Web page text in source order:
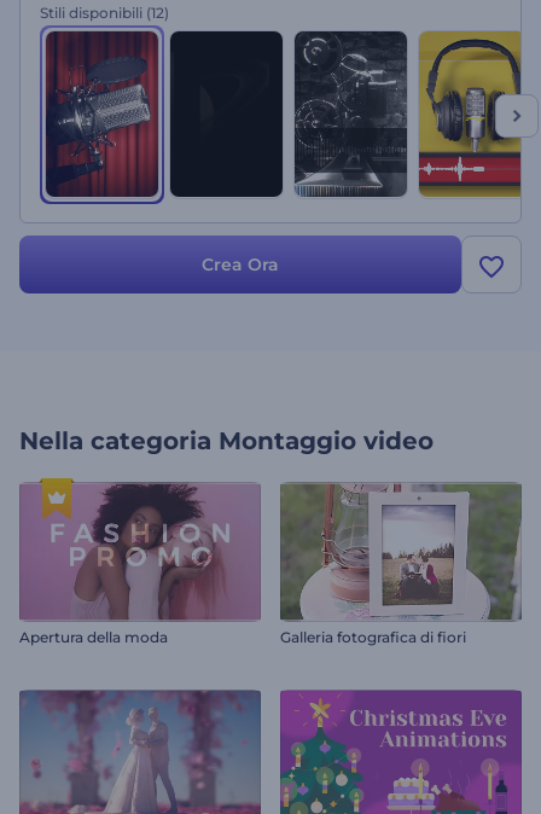
conduttore, il titolo del podcast o qualsiasi link necessario per
ospitare il tuo podcast. Provalo subito!
Stili disponibili (12)
Crea Ora
Nella categoria Montaggio video
Apertura della moda Galleria fotografica di fiori